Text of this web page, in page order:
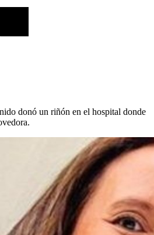
donó un riñón en el hospital donde